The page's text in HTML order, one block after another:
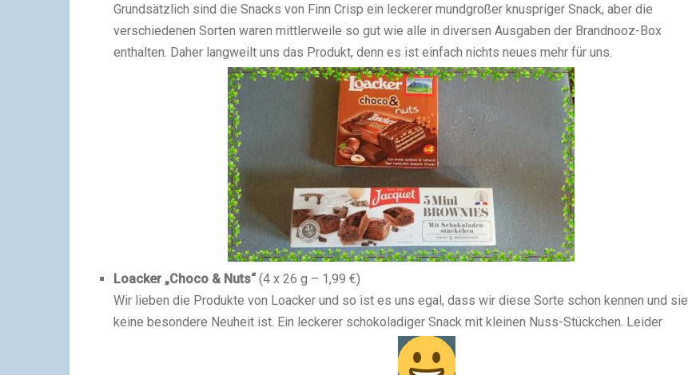
Grundsätzlich sind die Snacks von Finn Crisp ein leckerer mundgroßer knuspriger Snack, aber die
verschiedenen Sorten waren mittlerweile so gut wie alle in diversen Ausgaben der Brandnooz-Box
enthalten. Daher langweilt uns das Produkt, denn es ist einfach nichts neues mehr für uns.
Loacker „Choco & Nuts“(4 x 26 g – 1,99 €)
Wir lieben die Produkte von Loacker und so ist es uns egal, dass wir diese Sorte schon kennen und sie
keine besondere Neuheit ist. Ein leckerer schokoladiger Snack mit kleinen Nuss-Stückchen. Leider